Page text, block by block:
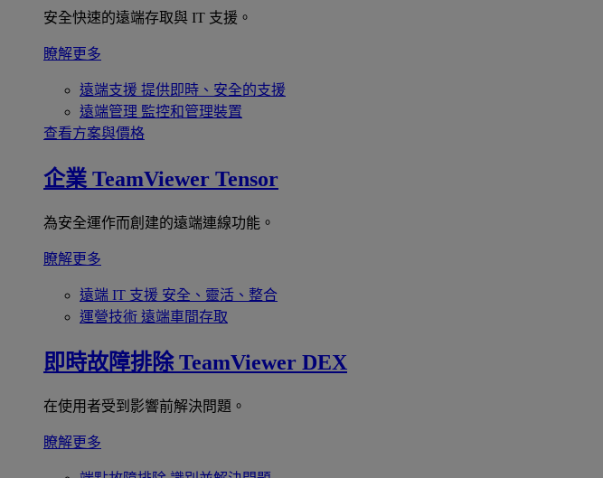
安全快速的遠端存取與 IT 支援。
瞭解更多
遠端支援 提供即時、安全的支援
遠端管理 監控和管理裝置
查看方案與價格
企業 TeamViewer Tensor
為安全運作而創建的遠端連線功能。
瞭解更多
遠端 IT 支援 安全、靈活、整合
運營技術 遠端車間存取
即時故障排除 TeamViewer DEX
在使用者受到影響前解決問題。
瞭解更多